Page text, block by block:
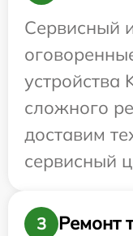
Сервисный
устройства
сложного
доставим
сервисный
3
Ремонт